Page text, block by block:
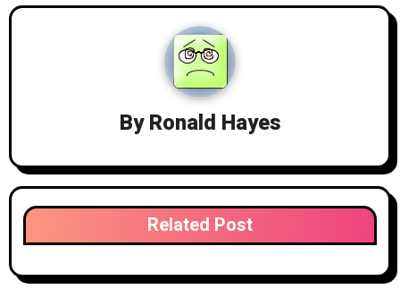
ByRonald Hayes
Related Post